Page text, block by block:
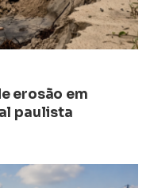
erosão em
paulista